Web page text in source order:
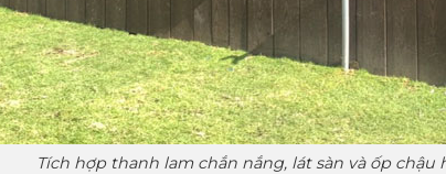
Tích hợp thanh lam chắn nắng, lát sàn và ốp chậu